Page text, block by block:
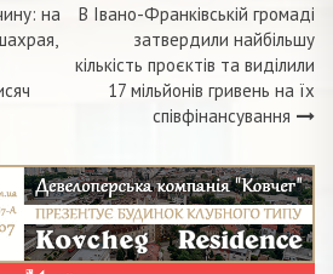
на
В Івано-Франківській громаді
затвердили найбільшу
кількість проєктів та виділили
17 мільйонів гривень на їх
співфінансування